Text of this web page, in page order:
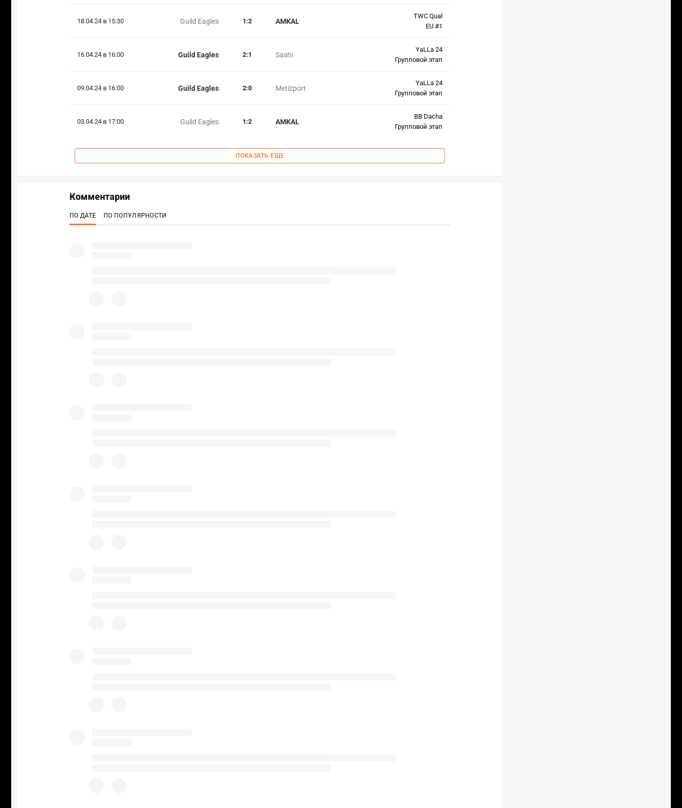
18.04.24 в 15:30 Guild Eagles AMKAL
1 :2
TWC Qual
EU #1
16.04.24 в 16:00 Guild Eagles Sashi
2:1
YaLLa 24
Групповой этап
09.04.24 в 16:00 Guild Eagles Metizport
2:0
YaLLa 24
Групповой этап
03.04.24 в 17:00 Guild Eagles AMKAL
1 :2
BB Dacha
Групповой этап
ПОКАЗАТЬ ЕЩЕ
Комментарии
ПО ДАТЕ ПО ПОПУЛЯРНОСТИ